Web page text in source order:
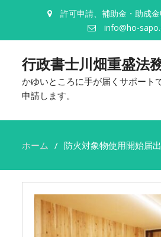
許可申請、補助金・助成
info@ho-
行政書士川畑重盛法
かゆいところに手が届くサポート
申請します。
ホーム 防火対象物使用開始届出
防
対